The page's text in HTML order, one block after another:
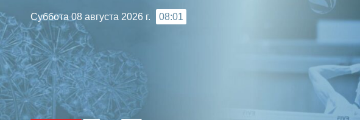
к
содержимому
Суббота 08 августа 2026 г. 08:01